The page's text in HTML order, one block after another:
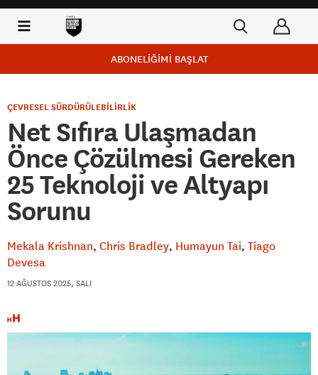
ABONELİĞİMİ BAŞLAT
ÇEVRESEL SÜRDÜRÜLEBİLİRLİK
Net Sıfıra Ulaşmadan
Önce Çözülmesi Gereken
25 Teknoloji ve Altyapı
Sorunu
Mekala Krishnan Chris Bradley Humayun Tai Tiago
Devesa
12 AĞUSTOS 2025, SALI